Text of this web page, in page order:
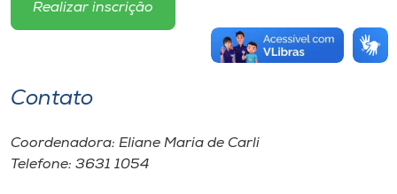
Realizar inscrição
Contato
Coordenadora: Eliane Maria de Carli
Telefone: 3631 1054